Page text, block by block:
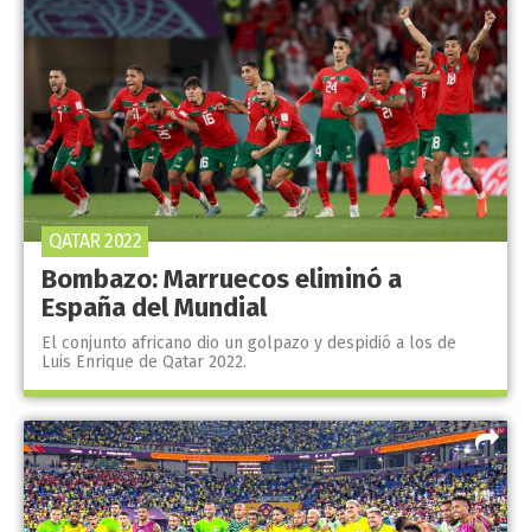
Bombazo: Marruecos eliminó a
España del Mundial
El conjunto africano dio un golpazo y despidió a los de
Luis Enrique de Qatar 2022.
QATAR 2022